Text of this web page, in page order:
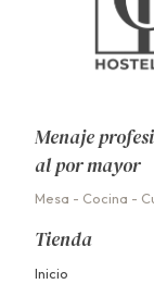
Menaje
al por mayor
Mesa - Cocina -
Tienda
Inicio